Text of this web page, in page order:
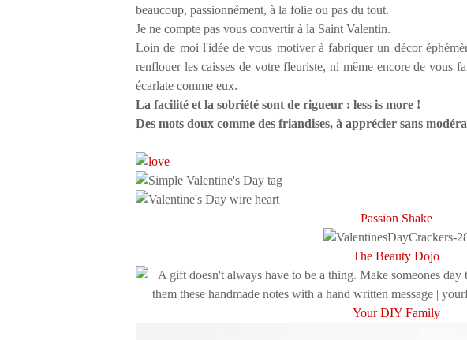
beaucoup, passionnément, à la folie ou pas du tout.
Je ne compte pas vous convertir à la Saint Valentin.
Loin de moi l'idée de vous motiver à fabriquer un décor
renflouer les caisses de votre fleuriste, ni même encore de vous
écarlate comme eux.
La facilité et la sobriété sont de rigueur : less is more !
Des mots doux comme des friandises, à apprécier sans
Passion Shake
The Beauty Dojo
Your DIY Family